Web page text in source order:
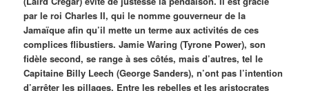
par le roi Charles II, qui le nomme gouverneur de la
Jamaïque afin qu’il mette un terme aux activités de ces
complices flibustiers. Jamie Waring (Tyrone Power), son
fidèle second, se range à ses côtés, mais d’autres, tel le
Capitaine Billy Leech (George Sanders), n’ont pas l’intention
d’arrêter les pillages. Entre les rebelles et les aristocrates